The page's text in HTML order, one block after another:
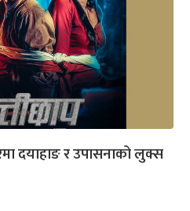
दयाहाङ र उपासनाको लुक्स